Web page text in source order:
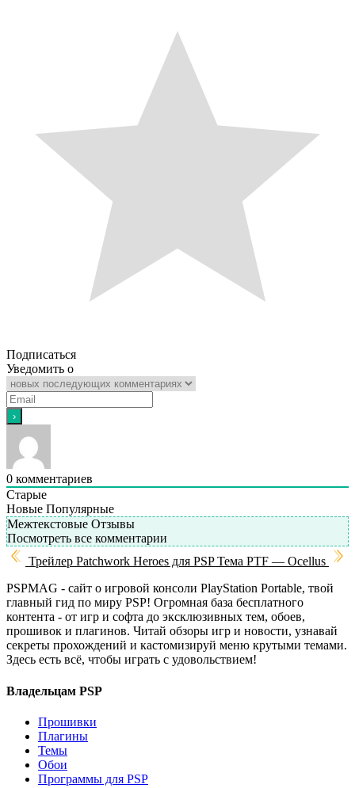
Подписаться
Уведомить о
0 комментариев
Старые
Новые Популярные
Межтекстовые Отзывы
Посмотреть все комментарии
Трейлер Patchwork Heroes для PSPТема PTF — Ocellus
PSPMAG - cайт о игровой консоли PlayStation Portable, твой
главный гид по миру PSP! Огромная база бесплатного
контента - от игр и софта до эксклюзивных тем, обоев,
прошивок и плагинов. Читай обзоры игр и новости, узнавай
секреты прохождений и кастомизируй меню крутыми темами.
Здесь есть всё, чтобы играть с удовольствием!
Владельцам PSP
Прошивки
Плагины
Темы
Обои
Программы для PSP